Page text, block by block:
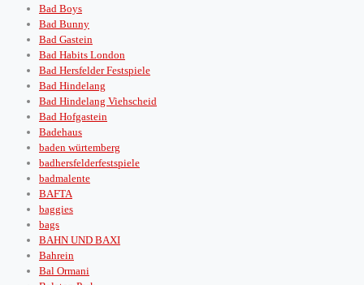
Bad Boys
Bad Bunny
Bad Gastein
Bad Habits London
Bad Hersfelder Festspiele
Bad Hindelang
Bad Hindelang Viehscheid
Bad Hofgastein
Badehaus
baden würtemberg
badhersfelderfestspiele
badmalente
BAFTA
baggies
bags
BAHN UND BAXI
Bahrein
Bal Ormani